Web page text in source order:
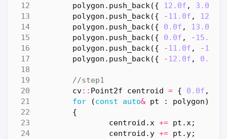
polygon . push_back({ 12.0f , 3.0f
polygon . push_back({ - 11.0f ,
12.0f
polygon . push_back({ 0.0f , 13.0f
polygon . push_back({ 0.0f , - 15.0f
polygon . push_back({ - 11.0f , -
polygon . push_back({ - 12.0f , 0.0f
cv:: Point2f centroid = { 0.0f ,
for
(const auto& pt : polygon)
{
centroid .x += pt .x;
centroid . y += pt . y;